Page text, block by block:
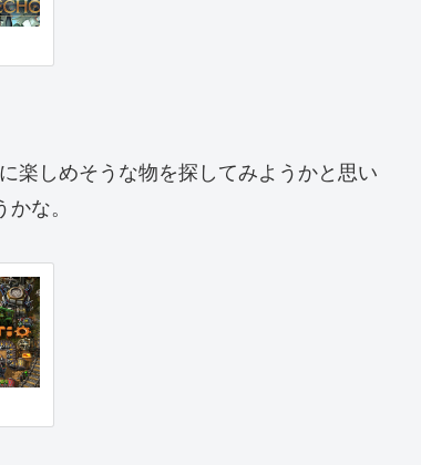
楽しめそうな物を探してみようかと思い
かな。